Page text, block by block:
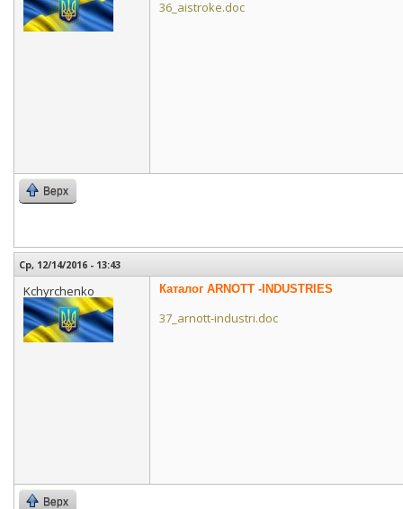
36_aistroke.doc
Верх
Ср, 12/14/2016 - 13:43
Kchyrchenko Каталог ARNOTT -INDUSTRIES
37_arnott-industri.doc
Верх